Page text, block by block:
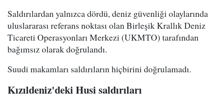
Saldırılardan yalnızca dördü, deniz güvenliği olaylarında
uluslararası referans noktası olan Birleşik Krallık Deniz
Ticareti Operasyonları Merkezi (UKMTO) tarafından
bağımsız olarak doğrulandı.
Suudi makamları saldırıların hiçbirini doğrulamadı.
Kızıldeniz'deki Husi saldırıları